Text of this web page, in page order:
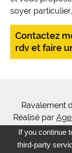
soyer
Contactez
rdv et faire
Ravalement
Réalisé par
If you continue
third-party